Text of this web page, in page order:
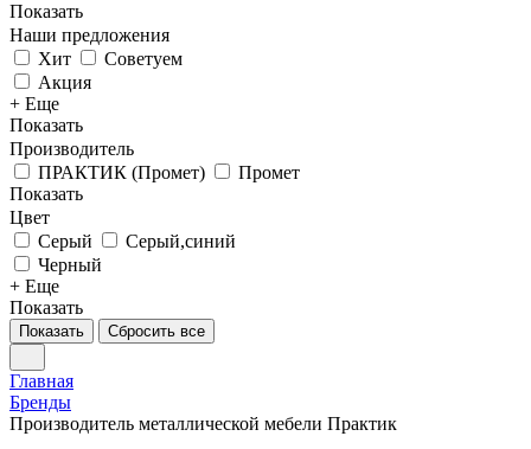
Показать
Наши предложения
Хит
Советуем
Акция
+ Еще
Показать
Производитель
ПРАКТИК (Промет)
Промет
Показать
Цвет
Серый
Серый,синий
Черный
+ Еще
Показать
Показать Сбросить все
Главная
Бренды
Производитель металлической мебели Практик